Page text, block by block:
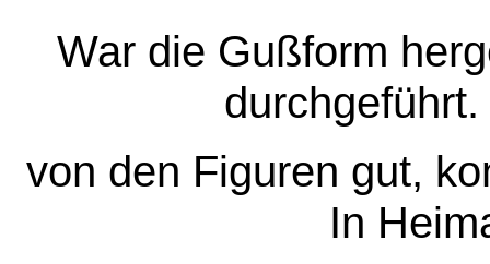
War die Gußform
von den Figuren gut,
In